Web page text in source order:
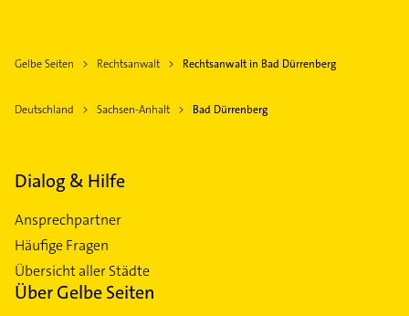
Gelbe Seiten Rechtsanwalt Rechtsanwalt in Bad Dürrenberg
Deutschland Sachsen-Anhalt Bad Dürrenberg
Dialog & Hilfe
Ansprechpartner
Häufige Fragen
Übersicht aller Städte
Über Gelbe Seiten